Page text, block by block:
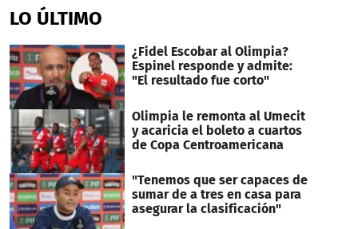
LO ÚLTIMO
¿Fidel Escobar al Olimpia?
Espinel responde y admite:
"El resultado fue corto"
Olimpia le remonta al Umecit
y acaricia el boleto a cuartos
de Copa Centroamericana
"Tenemos que ser capaces de
sumar de a tres en casa para
asegurar la clasificación"